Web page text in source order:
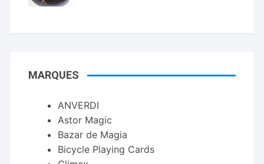
MARQUES
ANVERDI
Astor Magic
Bazar de Magia
Bicycle Playing Cards